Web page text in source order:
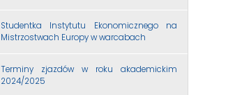
Studentka Instytutu Ekonomicznego na
Mistrzostwach Europy w warcabach
Terminy zjazdów w roku akademickim
2024/2025